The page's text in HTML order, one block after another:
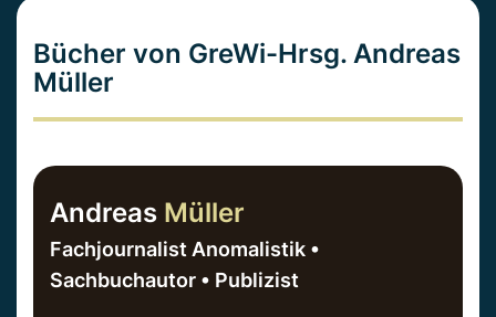
Bücher von GreWi-Hrsg. Andreas
Müller
Andreas Müller
Fachjournalist Anomalistik •
Sachbuchautor • Publizist